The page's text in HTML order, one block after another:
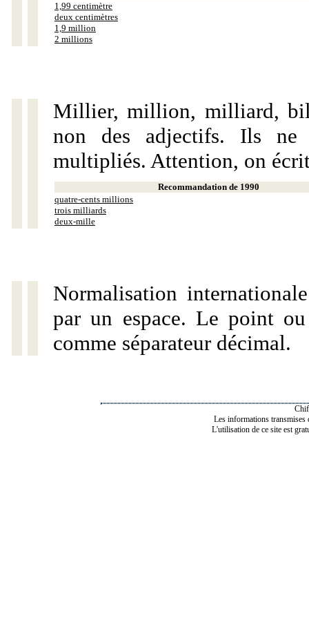
1,99 centimètre
deux centimètres
1,9 million
2 millions
Millier, million, milliard,
non des adjectifs. Ils ne
multipliés. Attention, on
Recommandation de 1990
quatre-cents millions
trois milliards
deux-mille
Normalisation
par un espace. Le point
comme séparateur décimal.
Les informations transmises
L'utilisation de ce site est